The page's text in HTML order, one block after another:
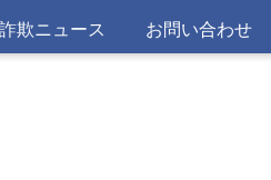
詐欺ニュース お問い合わせ